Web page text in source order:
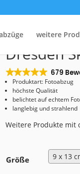
weitere
Dresden Skyline im
Dresden
679
Produktart: Fotoabzug
höchste Qualität
belichtet auf echtem
langlebig und strahlend
Weitere Produkte
Größe